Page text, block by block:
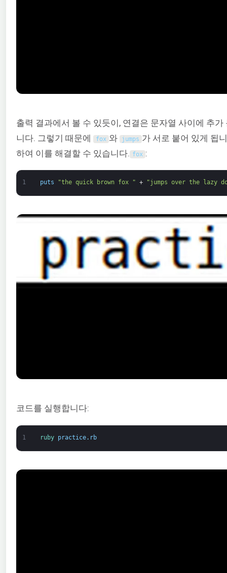
출력 결과에서 볼 수 있듯이, 연결은 문자열 사이에 추
니다. 그렇기 때문에
fox 와 jumps 가 서로 붙어 있게 됩
하여 이를 해결할 수 있습니다.
fox :
1 puts "the quick brown fox " + "jumps over the lazy
코드를 실행합니다:
1 ruby practice. rb